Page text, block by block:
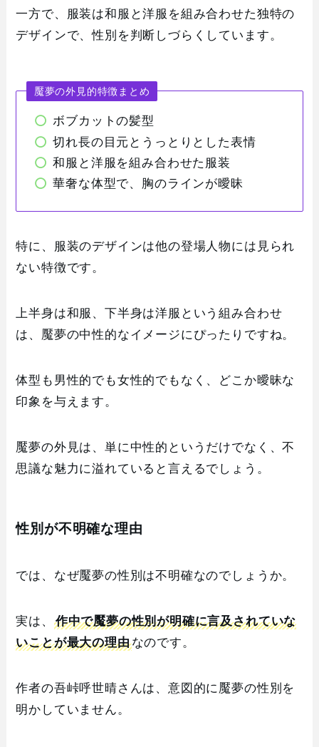
一方で、服装は和服と洋服を組み合わせた独特の
デザインで、性別を判断しづらくしています。
魘夢の外見的特徴まとめ
ボブカットの髪型
切れ長の目元とうっとりとした表情
和服と洋服を組み合わせた服装
華奢な体型で、胸のラインが曖昧
特に、服装のデザインは他の登場人物には見られ
ない特徴です。
上半身は和服、下半身は洋服という組み合わせ
は、魘夢の中性的なイメージにぴったりですね。
体型も男性的でも女性的でもなく、どこか曖昧な
印象を与えます。
魘夢の外見は、単に中性的というだけでなく、不
思議な魅力に溢れていると言えるでしょう。
性別が不明確な理由
では、なぜ魘夢の性別は不明確なのでしょうか。
実は、
作中で魘夢の性別が明確に言及されていな
いことが最大の理由なのです。
作者の吾峠呼世晴さんは、意図的に魘夢の性別を
明かしていません。